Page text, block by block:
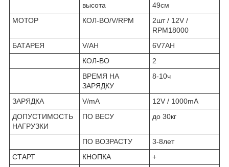
высота
49см
МОТОР
КОЛ-ВО/V/RPM
2шт / 12V /
RPM18000
БАТАРЕЯ
V/AH
6V7AH
КОЛ-ВО
2
ВРЕМЯ НА
ЗАРЯДКУ
8-10ч
ЗАРЯДКА V/mA
12V / 1000mA
ДОПУСТИМОСТЬ
НАГРУЗКИ
ПО ВЕСУ до 30кг
ПО ВОЗРАСТУ
3-8лет
СТАРТ
КНОПКА
+